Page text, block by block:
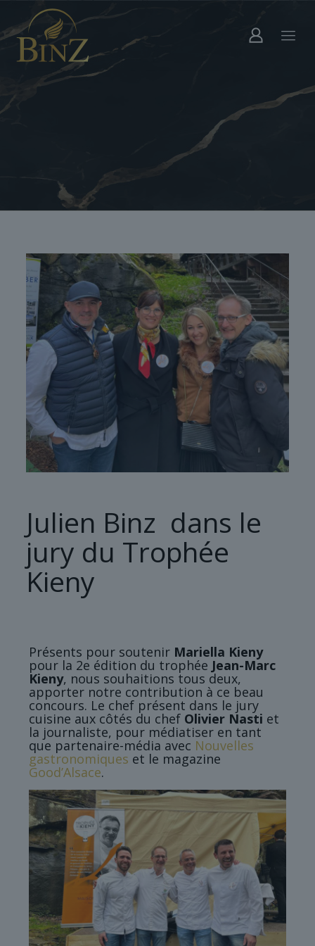
Julien Binz dans le
jury du Trophée
Kieny
Présents pour soutenir Mariella Kieny
pour la 2e édition du trophée Jean-Marc
Kieny, nous souhaitions tous deux,
apporter notre contribution à ce beau
concours. Le chef présent dans le jury
cuisine aux côtés du chef Olivier Nasti et
la journaliste, pour médiatiser en tant
que partenaire-média avec Nouvelles
gastronomiques et le magazine
Good’Alsace.